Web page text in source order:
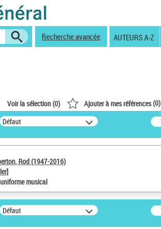
Recherche avancée AUTEURS A-Z
Voir la sélection (0) Ajouter à mes références(0)
Défaut
Rod (1947-2016)
musical
Défaut